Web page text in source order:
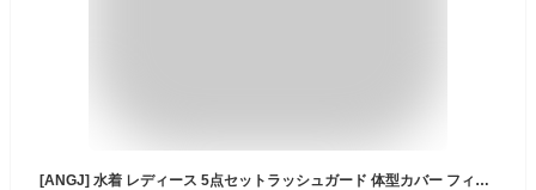
[ANGJ] 水着 レディース 5点セットラッシュガード 体型カバー フィットネス セット カバーアップ タンキニ UVカット 前開き